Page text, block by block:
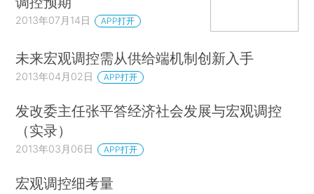
2013年07月14日 APP打开
未来宏观调控需从供给端机制创新入手
2013年04月02日 APP打开
发改委主任张平答经济社会发展与宏观调控
（实录）
2013年03月06日 APP打开
宏观调控细考量